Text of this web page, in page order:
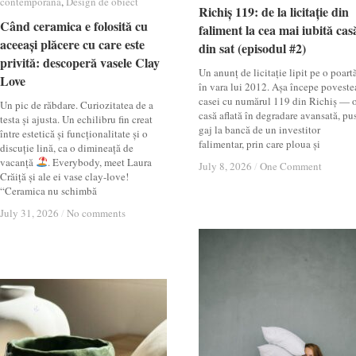
Când ceramica e folosită cu
aceeași plăcere cu care este
privită: descoperă vasele Clay
Love
Un pic de răbdare. Curiozitatea de a
testa și ajusta. Un echilibru fin creat
între estetică și funcționalitate și o
discuție lină, ca o dimineață de
vacanță
. Everybody, meet Laura
Crăiță și ale ei vase clay-love!
“Ceramica nu schimbă
July 31, 2026 / No comments
Când ceramica e folosită cu
aceeași plăcere cu care este
privită: descoperă vasele Clay
Love
July 31, 2026 / No comments
Richiș 119: de la licitație din
faliment la cea mai iubită
din sat (episodul #2)
Un anunț de licitație lipit pe o
în vara lui 2012. Așa începe
casei cu numărul 119 din Richiș —
casă aflată în degradare avansată,
gaj la bancă de un investitor
falimentar, prin care ploua și
July 8, 2026 / One Comment
Richiș 119: de la licitație din
faliment la cea mai iubită
din sat (episodul #2)
July 8, 2026 / One Comment